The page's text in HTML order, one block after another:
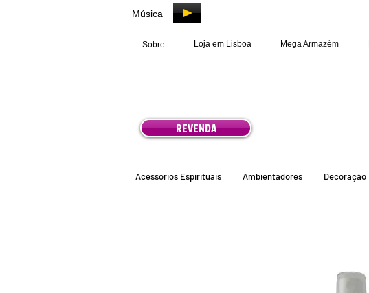
Música
Sobre Loja em Lisboa Mega Armazém
REVENDA
Acessórios Espirituais Ambientadores Decoração